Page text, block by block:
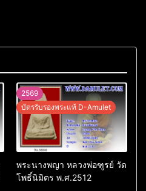
2569
บัตรรับรองพระแท้ D-Amulet
พระนางพญา หลวงพ่อฑูรย์ วัด
โพธิ์นิมิตร พ.ศ.2512